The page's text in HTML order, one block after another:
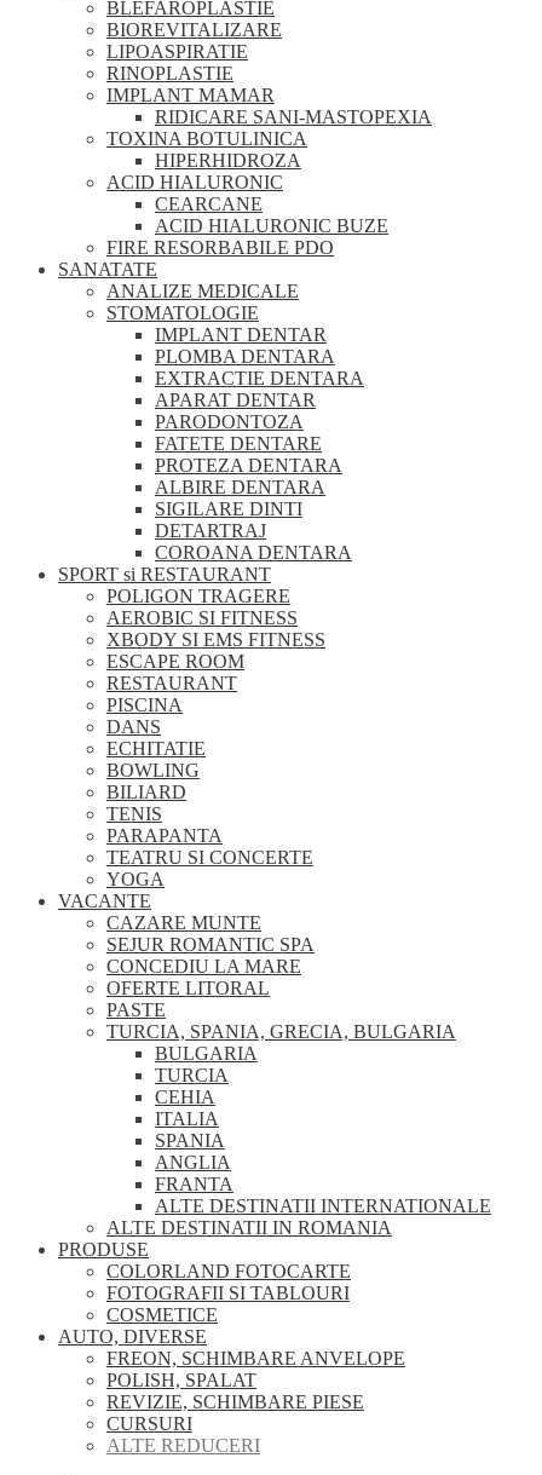
BLEFAROPLASTIE
BIOREVITALIZARE
LIPOASPIRATIE
RINOPLASTIE
IMPLANT MAMAR
RIDICARE SANI-MASTOPEXIA
TOXINA BOTULINICA
HIPERHIDROZA
ACID HIALURONIC
CEARCANE
ACID HIALURONIC BUZE
FIRE RESORBABILE PDO
SANATATE
ANALIZE MEDICALE
STOMATOLOGIE
IMPLANT DENTAR
PLOMBA DENTARA
EXTRACTIE DENTARA
APARAT DENTAR
PARODONTOZA
FATETE DENTARE
PROTEZA DENTARA
ALBIRE DENTARA
SIGILARE DINTI
DETARTRAJ
COROANA DENTARA
SPORT si RESTAURANT
POLIGON TRAGERE
AEROBIC SI FITNESS
XBODY SI EMS FITNESS
ESCAPE ROOM
RESTAURANT
PISCINA
DANS
ECHITATIE
BOWLING
BILIARD
TENIS
PARAPANTA
TEATRU SI CONCERTE
YOGA
VACANTE
CAZARE MUNTE
SEJUR ROMANTIC SPA
CONCEDIU LA MARE
OFERTE LITORAL
PASTE
TURCIA, SPANIA, GRECIA, BULGARIA
BULGARIA
TURCIA
CEHIA
ITALIA
SPANIA
ANGLIA
FRANTA
ALTE DESTINATII INTERNATIONALE
ALTE DESTINATII IN ROMANIA
PRODUSE
COLORLAND FOTOCARTE
FOTOGRAFII SI TABLOURI
COSMETICE
AUTO, DIVERSE
FREON, SCHIMBARE ANVELOPE
POLISH, SPALAT
REVIZIE, SCHIMBARE PIESE
CURSURI
ALTE REDUCERI